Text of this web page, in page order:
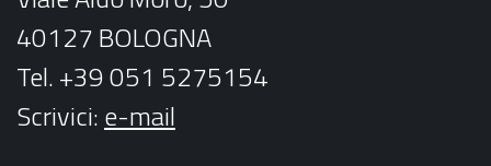
40127 BOLOGNA
Tel. +39 051 5275154
Scrivici:e-mail